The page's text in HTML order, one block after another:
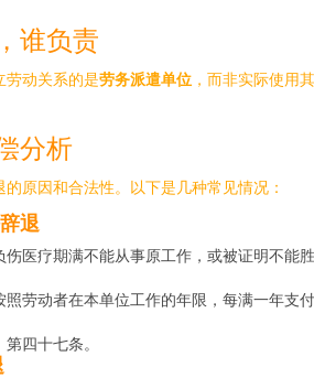
谁负责
劳动关系的是劳务派遣单位 ，而非实际使用
分析
原因和合法性。以下是几种常见情况：
退
伤医疗期满不能从事原工作，或被证明不
照劳动者在本单位工作的年限，每满一年支
四十七条。